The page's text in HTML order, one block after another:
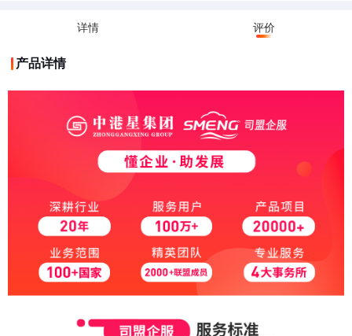
详情 评价
产品详情